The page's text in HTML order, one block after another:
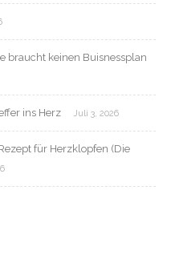
braucht keinen Buisnessplan
ins Herz Juli 3, 2026
für Herzklopfen (Die